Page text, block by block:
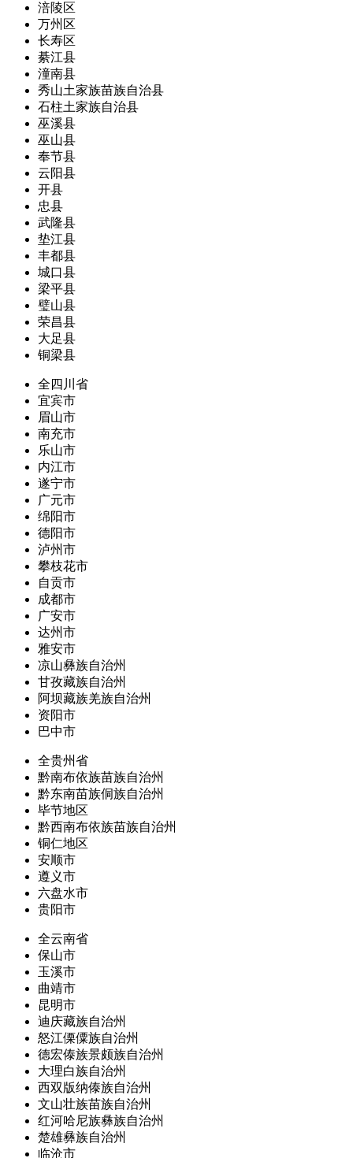
涪陵区
万州区
长寿区
綦江县
潼南县
秀山土家族苗族自治县
石柱土家族自治县
巫溪县
巫山县
奉节县
云阳县
开县
忠县
武隆县
垫江县
丰都县
城口县
梁平县
璧山县
荣昌县
大足县
铜梁县
全四川省
宜宾市
眉山市
南充市
乐山市
内江市
遂宁市
广元市
绵阳市
德阳市
泸州市
攀枝花市
自贡市
成都市
广安市
达州市
雅安市
凉山彝族自治州
甘孜藏族自治州
阿坝藏族羌族自治州
资阳市
巴中市
全贵州省
黔南布依族苗族自治州
黔东南苗族侗族自治州
毕节地区
黔西南布依族苗族自治州
铜仁地区
安顺市
遵义市
六盘水市
贵阳市
全云南省
保山市
玉溪市
曲靖市
昆明市
迪庆藏族自治州
怒江傈僳族自治州
德宏傣族景颇族自治州
大理白族自治州
西双版纳傣族自治州
文山壮族苗族自治州
红河哈尼族彝族自治州
楚雄彝族自治州
临沧市